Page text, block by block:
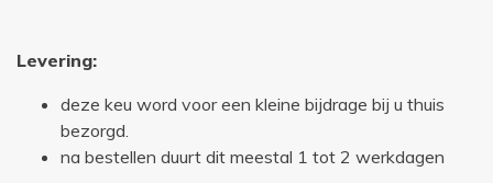
Levering:
deze keu word voor een kleine bijdrage bij u thuis
bezorgd.
na bestellen duurt dit meestal 1 tot 2 werkdagen